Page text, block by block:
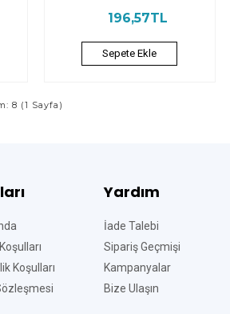
196,57TL
Sepete Ekle
8 (1 Sayfa)
Koşulları
Yardım
İade Talebi
Sipariş Geçmişi
Kampanyalar
Bize Ulaşın